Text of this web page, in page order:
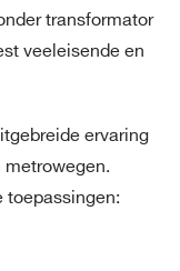
transformator
veeleisende en
ervaring
metrowegen.
toepassingen: